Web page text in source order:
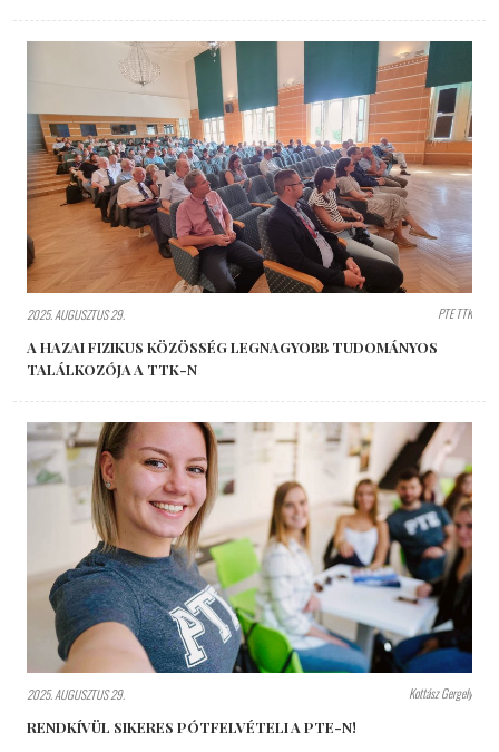
2025. AUGUSZTUS 29. PTE TTK
A HAZAI FIZIKUS KÖZÖSSÉG LEGNAGYOBB TUDOMÁNYOS
TALÁLKOZÓJA A TTK-N
2025. AUGUSZTUS 29. Kottász Gergely
RENDKÍVÜL SIKERES PÓTFELVÉTELI A PTE-N!